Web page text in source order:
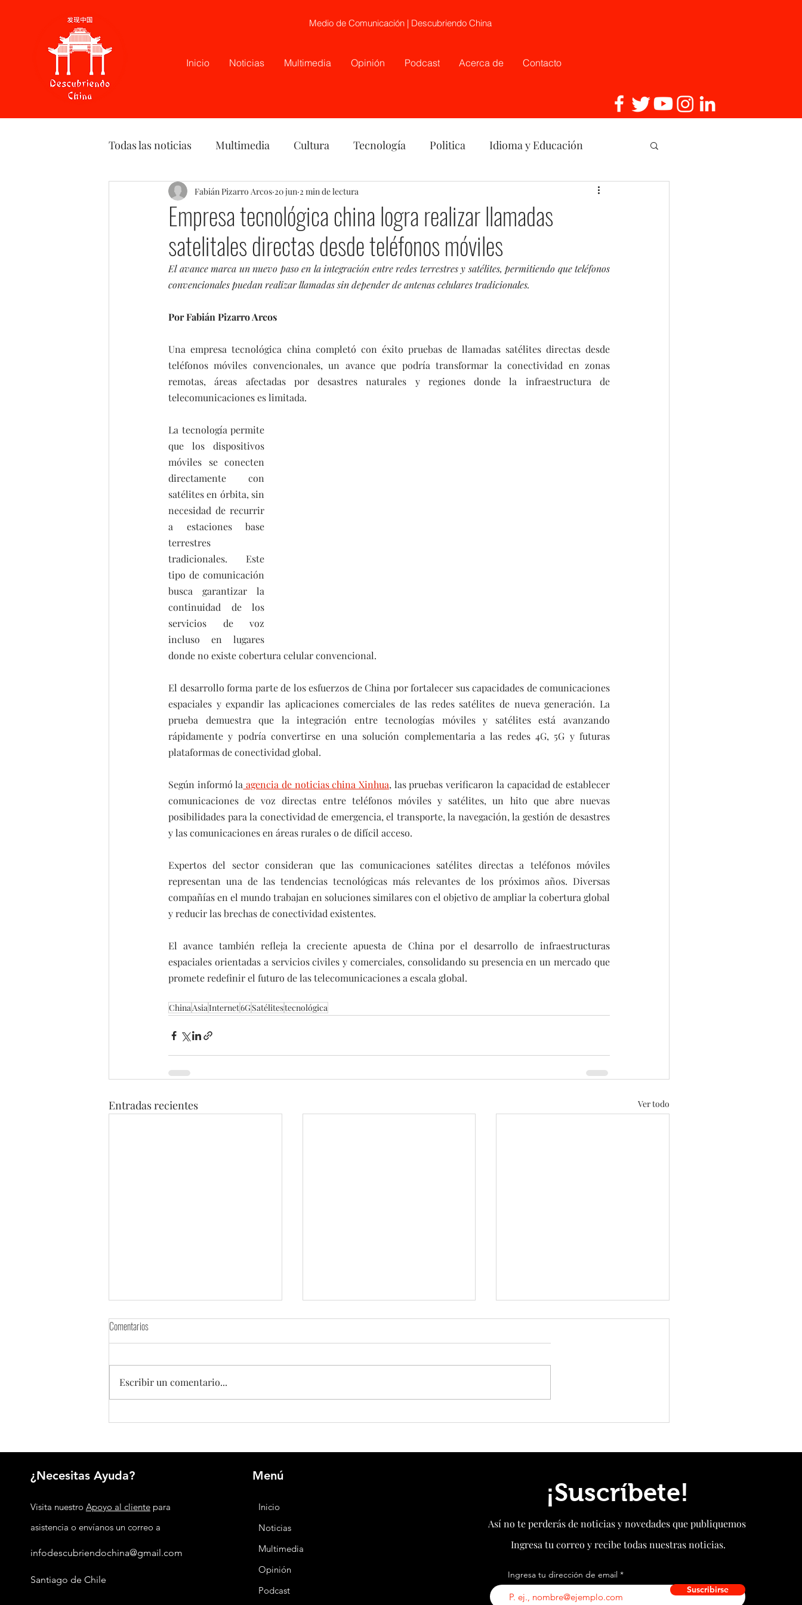
Medio de Comunicación | Descubriendo China
Inicio Noticias Multimedia Opinión Podcast Acerca de Contacto
Todas las noticias Multimedia Cultura Tecnología Politica Idioma y Educación
Podcast Opinión China
Empresa tecnológica china logra realizar llamadas
satelitales directas desde teléfonos móviles
Fabián Pizarro Arcos 20 jun 2 min de lectura
El avance marca un nuevo paso en la integración entre redes terrestres y satélites, permitiendo que teléfonos
convencionales puedan realizar llamadas sin depender de antenas celulares tradicionales.
Por Fabián Pizarro Arcos
Una empresa tecnológica china completó con éxito pruebas de llamadas satélites directas desde
teléfonos móviles convencionales, un avance que podría transformar la conectividad en zonas
remotas, áreas afectadas por desastres naturales y regiones donde la infraestructura de
telecomunicaciones es limitada.
La tecnología permite
que los dispositivos
móviles se conecten
directamente con
satélites en órbita, sin
necesidad de recurrir
a estaciones base
terrestres
tradicionales. Este
tipo de comunicación
busca garantizar la
continuidad de los
servicios de voz
incluso en lugares
donde no existe cobertura celular convencional.
El desarrollo forma parte de los esfuerzos de China por fortalecer sus capacidades de comunicaciones
espaciales y expandir las aplicaciones comerciales de las redes satélites de nueva generación. La
prueba demuestra que la integración entre tecnologías móviles y satélites está avanzando
rápidamente y podría convertirse en una solución complementaria a las redes 4G, 5G y futuras
plataformas de conectividad global.
Según informó la agencia de noticias china Xinhua, las pruebas verificaron la capacidad de establecer
comunicaciones de voz directas entre teléfonos móviles y satélites, un hito que abre nuevas
posibilidades para la conectividad de emergencia, el transporte, la navegación, la gestión de desastres
y las comunicaciones en áreas rurales o de difícil acceso.
Expertos del sector consideran que las comunicaciones satélites directas a teléfonos móviles
representan una de las tendencias tecnológicas más relevantes de los próximos años. Diversas
compañías en el mundo trabajan en soluciones similares con el objetivo de ampliar la cobertura global
y reducir las brechas de conectividad existentes.
El avance también refleja la creciente apuesta de China por el desarrollo de infraestructuras
espaciales orientadas a servicios civiles y comerciales, consolidando su presencia en un mercado que
promete redefinir el futuro de las telecomunicaciones a escala global.
ChinaAsiaInternet6G Satélitestecnológica
Entradas recientes Ver todo
Industria de inteligencia artificial de
US$176.700 millones
FBI establece inédita cooperación con
transnacional
Argentina y China renuevan por cinco
Comentarios
Escribir un comentario...
¿Necesitas Ayuda?
Visita nuestro Apoyo al clientepara
asistencia o envíanos un correo a
infodescubriendochina@gmail.com
Santiago de Chile
Menú
Inicio
Noticias
Multimedia
Opinión
Podcast
¡Suscríbete!
Así no te perderás de noticias y novedades que publiquemos
Ingresa tu correo y recibe todas nuestras noticias.
Ingresa tu dirección de email
Suscribirse